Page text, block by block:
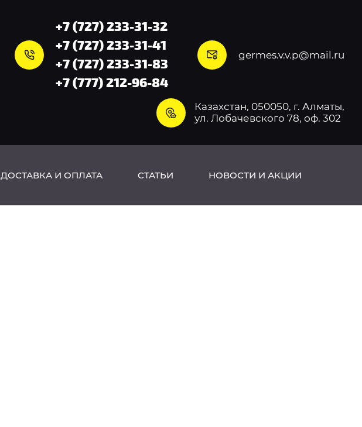
+7 (777) 212-96-84
+7 (727) 233-31-83
+7 (727) 233-31-41
+7 (727) 233-31-32
germes.v.v.p@mail.ru
Казахстан, 050050, г. Алматы,
ул. Лобачевского 78, оф. 302
ДОСТАВКА И ОПЛАТА СТАТЬИ НОВОСТИ И АКЦИИ